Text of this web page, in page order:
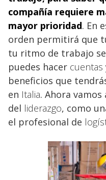
compañía requiere
mayor prioridad. En
orden permitirá que
tu ritmo de trabajo
puedes hacer cuentas
beneficios que
en Italia. Ahora
del liderazgo, como
el profesional de